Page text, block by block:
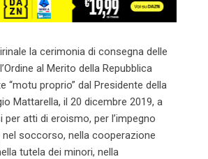
la cerimonia di consegna delle
al Merito della Repubblica
“motu proprio” dal Presidente della
Mattarella, il 20 dicembre 2019, a
atti di eroismo, per l’impegno
nel soccorso, nella cooperazione
tutela dei minori, nella